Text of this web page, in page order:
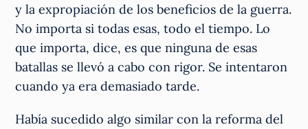
y la expropiación de los beneficios de la guerra.
No importa si todas esas, todo el tiempo. Lo
que importa, dice, es que ninguna de esas
batallas se llevó a cabo con rigor. Se intentaron
cuando ya era demasiado tarde.
Había sucedido algo similar con la reforma del